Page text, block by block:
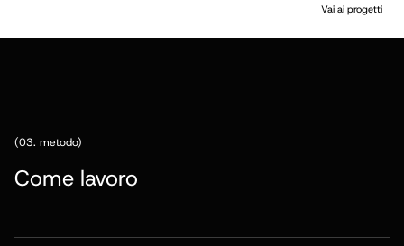
Vai ai progetti
(03. metodo)
Come lavoro